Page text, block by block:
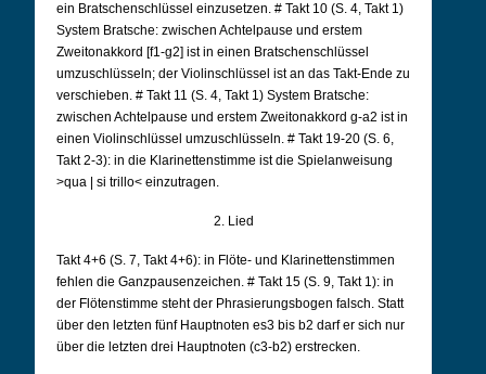
ein Bratschenschlüssel einzusetzen. # Takt 10 (S. 4, Takt 1)
System Bratsche: zwischen Achtelpause und erstem
Zweitonakkord [f1-g2] ist in einen Bratschenschlüssel
umzuschlüsseln; der Violinschlüssel ist an das Takt-Ende zu
verschieben. # Takt 11 (S. 4, Takt 1) System Bratsche:
zwischen Achtelpause und erstem Zweitonakkord g-a2 ist in
einen Violinschlüssel umzuschlüsseln. # Takt 19-20 (S. 6,
Takt 2-3): in die Klarinettenstimme ist die Spielanweisung
>qua | si trillo< einzutragen.
2. Lied
Takt 4+6 (S. 7, Takt 4+6): in Flöte- und Klarinettenstimmen
fehlen die Ganzpausenzeichen. # Takt 15 (S. 9, Takt 1): in
der Flötenstimme steht der Phrasierungsbogen falsch. Statt
über den letzten fünf Hauptnoten es3 bis b2 darf er sich nur
über die letzten drei Hauptnoten (c3-b2) erstrecken.